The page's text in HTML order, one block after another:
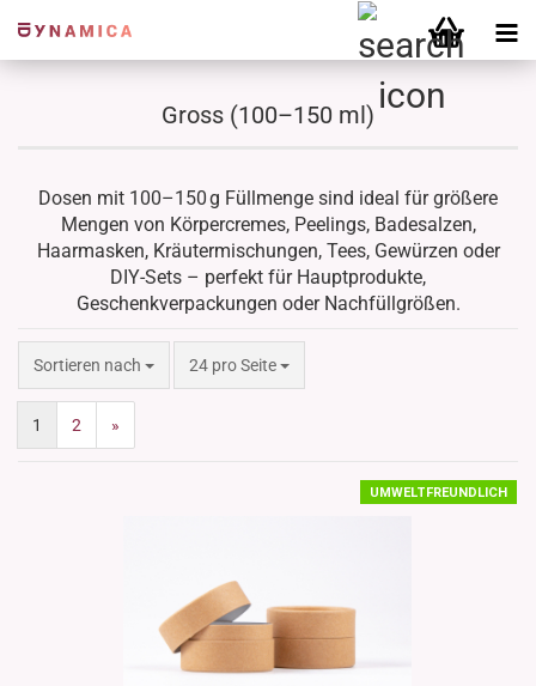
Gross (100–150 ml)
Dosen mit 100–150 g Füllmenge sind ideal für größere
Mengen von Körpercremes, Peelings, Badesalzen,
Haarmasken, Kräutermischungen, Tees, Gewürzen oder
DIY-Sets – perfekt für Hauptprodukte,
Geschenkverpackungen oder Nachfüllgrößen.
Sortieren nach
Sortieren nach 24 pro Seite
pro Seite
1 2 »
UMWELTFREUNDLICH